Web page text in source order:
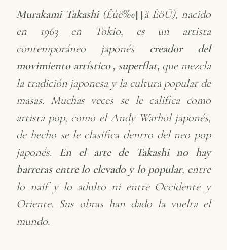
Murakami Takashi(Êùë‰∏ä ÈöÜ), nacido
en 1963 en Tokio, es un artista
contemporáneo japonés creador del
movimiento artístico ‚ superflat, que mezcla
la tradición japonesa y la cultura popular de
masas. Muchas veces se le califica como
artista pop, como el Andy Warhol japonés,
de hecho se le clasifica dentro del neo pop
japonés. En el arte de Takashi no hay
barreras entre lo elevado y lo popular, entre
lo naif y lo adulto ni entre Occidente y
Oriente. Sus obras han dado la vuelta el
mundo.